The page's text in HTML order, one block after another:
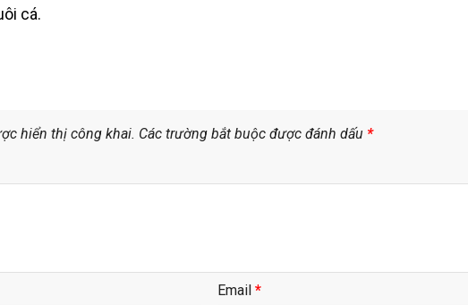
cá.
hiển thị công khai. Các trường bắt buộc được đánh dấu *
Email*